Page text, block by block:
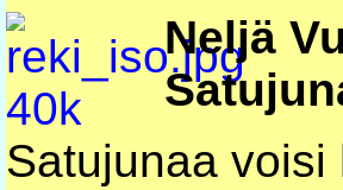
Neljä
Satujunaa